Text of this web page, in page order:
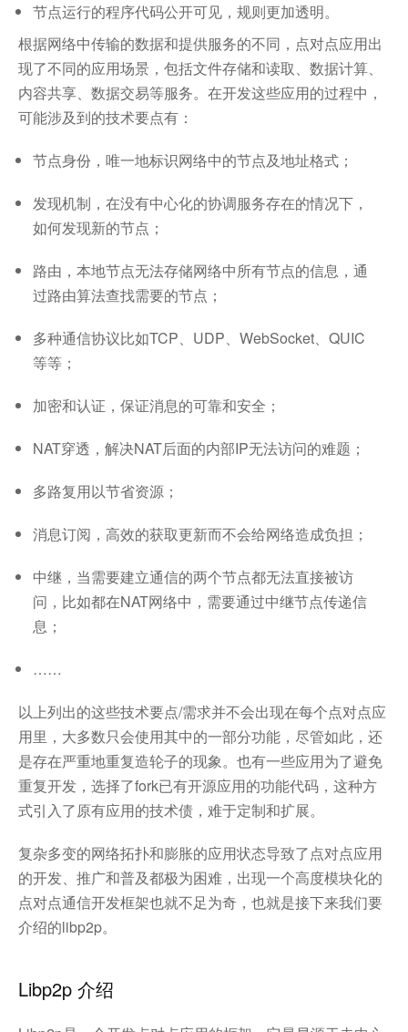
节点运行的程序代码公开可见，规则更加透明。
根据网络中传输的数据和提供服务的不同，点对点应用出
现了不同的应用场景，包括文件存储和读取、数据计算、
内容共享、数据交易等服务。在开发这些应用的过程中，
可能涉及到的技术要点有：
节点身份，唯一地标识网络中的节点及地址格式；
发现机制，在没有中心化的协调服务存在的情况下，
如何发现新的节点；
路由，本地节点无法存储网络中所有节点的信息，通
过路由算法查找需要的节点；
多种通信协议比如TCP、UDP、WebSocket、QUIC
等等；
加密和认证，保证消息的可靠和安全；
NAT穿透，解决NAT后面的内部IP无法访问的难题；
多路复用以节省资源；
消息订阅，高效的获取更新而不会给网络造成负担；
中继，当需要建立通信的两个节点都无法直接被访
问，比如都在NAT网络中，需要通过中继节点传递信
息；
……
以上列出的这些技术要点/需求并不会出现在每个点对点应
用里，大多数只会使用其中的一部分功能，尽管如此，还
是存在严重地重复造轮子的现象。也有一些应用为了避免
重复开发，选择了fork已有开源应用的功能代码，这种方
式引入了原有应用的技术债，难于定制和扩展。
复杂多变的网络拓扑和膨胀的应用状态导致了点对点应用
的开发、推广和普及都极为困难，出现一个高度模块化的
点对点通信开发框架也就不足为奇，也就是接下来我们要
介绍的libp2p。
Libp2p 介绍